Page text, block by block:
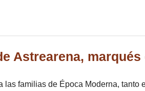
Astrearena,
familias de Época Moderna,